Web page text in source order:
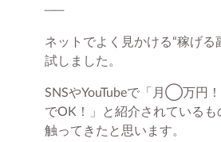
──
ネットでよく見かける“稼げる
試しました。
SNSやYouTubeで「月◯万円
でOK！」と紹介されている
触ってきたと思います。